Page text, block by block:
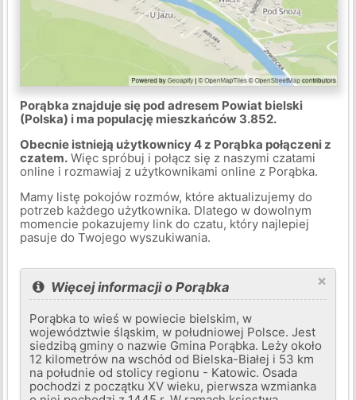
Porąbka znajduje się pod adresem Powiat bielski
(Polska) i ma populację mieszkańców 3.852.
Obecnie istnieją użytkownicy 4 z Porąbka połączeni z
czatem.Więc spróbuj i połącz się z naszymi czatami
online i rozmawiaj z użytkownikami online z Porąbka.
Mamy listę pokojów rozmów, które aktualizujemy do
potrzeb każdego użytkownika. Dlatego w dowolnym
momencie pokazujemy link do czatu, który najlepiej
pasuje do Twojego wyszukiwania.
×
Więcej informacji o Porąbka
Porąbka to wieś w powiecie bielskim, w
województwie śląskim, w południowej Polsce. Jest
siedzibą gminy o nazwie Gmina Porąbka. Leży około
12 kilometrów na wschód od Bielska-Białej i 53 km
na południe od stolicy regionu - Katowic. Osada
pochodzi z początku XV wieku, pierwsza wzmianka